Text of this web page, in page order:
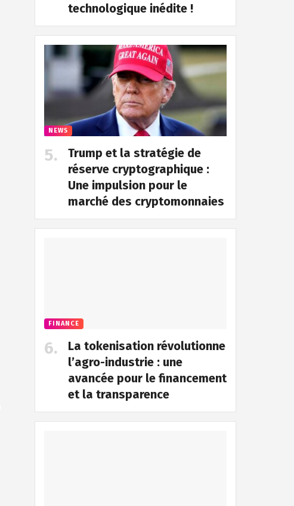
technologique inédite !
NEWS
Trump et la stratégie de
réserve cryptographique :
Une impulsion pour le
marché des cryptomonnaies
FINANCE
La tokenisation révolutionne
l’agro-industrie : une
avancée pour le financement
et la transparence